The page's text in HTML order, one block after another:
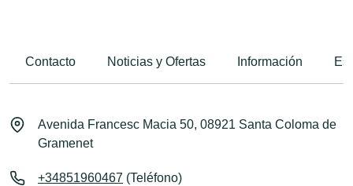
Contacto Noticias y Ofertas Información
Avenida Francesc Macia 50, 08921 Santa Coloma de
Gramenet
+34851960467 (Teléfono)